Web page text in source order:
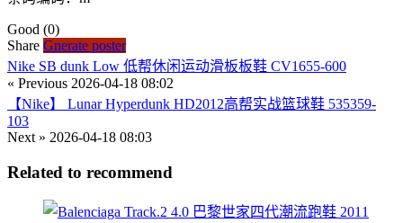
Good (0)
Share Gnerate poster
Nike SB dunk Low 低帮休闲运动滑板板鞋 CV1655-600
« Previous 2026-04-18 08:02
【Nike】 Lunar Hyperdunk HD2012高帮实战篮球鞋 535359-
103
Next » 2026-04-18 08:03
Related to recommend